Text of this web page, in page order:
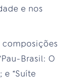
e nos
composições
Brasil: O
e “Suíte